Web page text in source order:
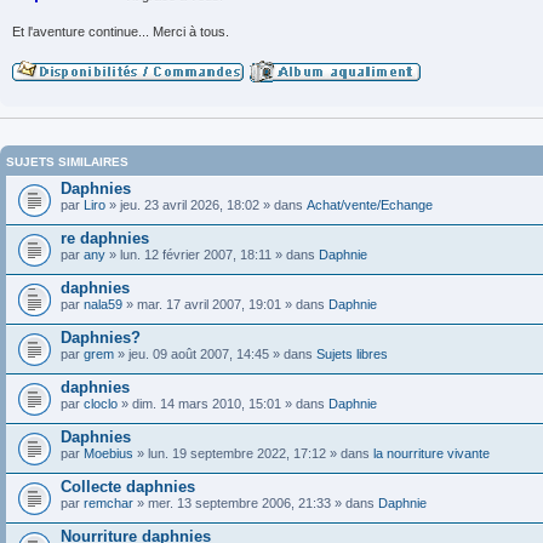
Et l'aventure continue... Merci à tous.
SUJETS SIMILAIRES
Daphnies
par Liro » jeu. 23 avril 2026, 18:02 » dans Achat/vente/Echange
re daphnies
par any » lun. 12 février 2007, 18:11 » dans Daphnie
daphnies
par nala59 » mar. 17 avril 2007, 19:01 » dans Daphnie
Daphnies?
par grem » jeu. 09 août 2007, 14:45 » dans Sujets libres
daphnies
par cloclo » dim. 14 mars 2010, 15:01 » dans Daphnie
Daphnies
par Moebius » lun. 19 septembre 2022, 17:12 » dans la nourriture vivante
Collecte daphnies
par remchar » mer. 13 septembre 2006, 21:33 » dans Daphnie
Nourriture daphnies